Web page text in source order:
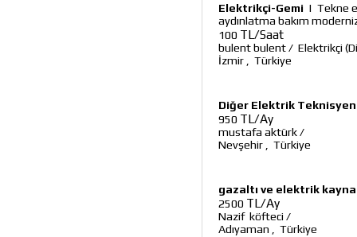
Elektrikçi-Gemi | Tekne
aydınlatma bakım
100 TL/Saat
bulent bulent/ Elektrikçi
İzmir
Türkiye
Diğer Elektrik
950 TL/Ay
mustafa aktürk/
Nevşehir
Türkiye
gazaltı ve elektrik
2500 TL/Ay
Nazif köfteci /
Adıyaman
Türkiye